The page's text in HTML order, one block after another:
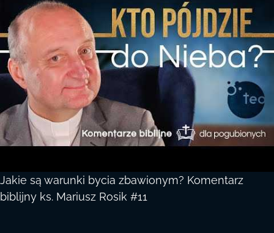
Jakie są warunki bycia zbawionym? Komentarz
biblijny ks. Mariusz Rosik #11